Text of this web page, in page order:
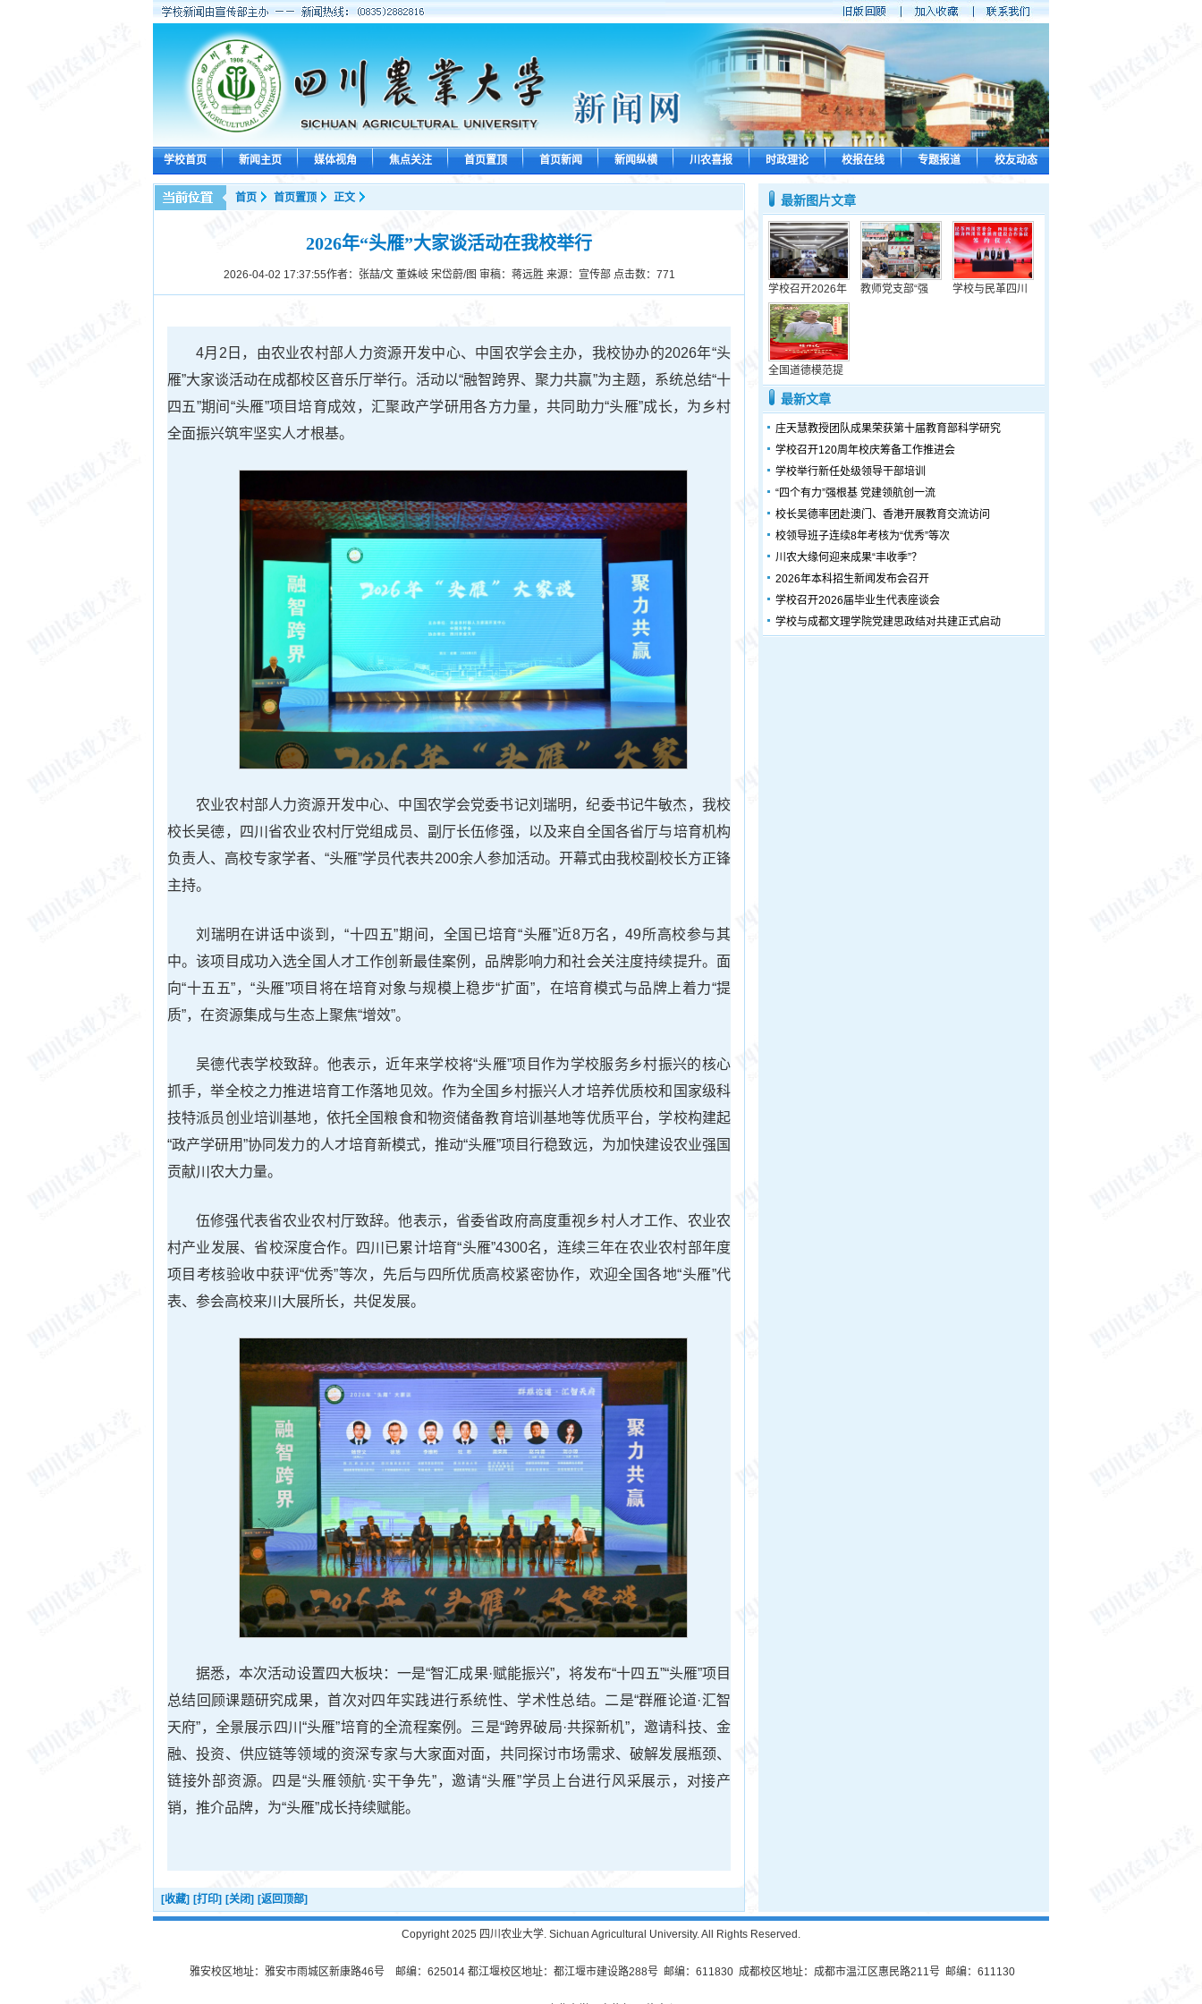
学校首页 新闻主页 媒体视角 焦点关注 首页置顶 首页新闻 新闻纵横 川农喜报 时政理论 校报在线 专题报道 校友动态
首页 首页置顶 正文
2026年“头雁”大家谈活动在我校举行
2026-04-02 17:37:55作者：张喆/文 董姝岐 宋岱蔚/图 审稿：蒋远胜 来源：宣传部 点击数： 771
4月2日，由农业农村部人力资源开发中心、中国农学会主办，我校协办的2026年“头
雁”大家谈活动在成都校区音乐厅举行。活动以“融智跨界、聚力共赢”为主题，系统总结“十
四五”期间“头雁”项目培育成效，汇聚政产学研用各方力量，共同助力“头雁”成长，为乡村
全面振兴筑牢坚实人才根基。
农业农村部人力资源开发中心、中国农学会党委书记刘瑞明，纪委书记牛敏杰，我校
校长吴德，四川省农业农村厅党组成员、副厅长伍修强，以及来自全国各省厅与培育机构
负责人、高校专家学者、“头雁”学员代表共200余人参加活动。开幕式由我校副校长方正锋
主持。
刘瑞明在讲话中谈到，“十四五”期间，全国已培育“头雁”近8万名，49所高校参与其
中。该项目成功入选全国人才工作创新最佳案例，品牌影响力和社会关注度持续提升。面
向“十五五”，“头雁”项目将在培育对象与规模上稳步“扩面”，在培育模式与品牌上着力“提
质”，在资源集成与生态上聚焦“增效”。
吴德代表学校致辞。他表示，近年来学校将“头雁”项目作为学校服务乡村振兴的核心
抓手，举全校之力推进培育工作落地见效。作为全国乡村振兴人才培养优质校和国家级科
技特派员创业培训基地，依托全国粮食和物资储备教育培训基地等优质平台，学校构建起
“政产学研用”协同发力的人才培育新模式，推动“头雁”项目行稳致远，为加快建设农业强国
贡献川农大力量。
伍修强代表省农业农村厅致辞。他表示，省委省政府高度重视乡村人才工作、农业农
村产业发展、省校深度合作。四川已累计培育“头雁”4300名，连续三年在农业农村部年度
项目考核验收中获评“优秀”等次，先后与四所优质高校紧密协作，欢迎全国各地“头雁”代
表、参会高校来川大展所长，共促发展。
据悉，本次活动设置四大板块：一是“智汇成果·赋能振兴”，将发布“十四五”“头雁”项目
总结回顾课题研究成果，首次对四年实践进行系统性、学术性总结。二是“群雁论道·汇智
天府”，全景展示四川“头雁”培育的全流程案例。三是“跨界破局·共探新机”，邀请科技、金
融、投资、供应链等领域的资深专家与大家面对面，共同探讨市场需求、破解发展瓶颈、
链接外部资源。四是“头雁领航·实干争先”，邀请“头雁”学员上台进行风采展示，对接产
销，推介品牌，为“头雁”成长持续赋能。
[收藏] [打印] [关闭] [返回顶部]
最新图片文章
学校召开2026年 教师党支部“强 学校与民革四川
全国道德模范提
最新文章
庄天慧教授团队成果荣获第十届教育部科学研究
学校召开120周年校庆筹备工作推进会
学校举行新任处级领导干部培训
“四个有力”强根基 党建领航创一流
校长吴德率团赴澳门、香港开展教育交流访问
校领导班子连续8年考核为“优秀”等次
川农大缘何迎来成果“丰收季”？
2026年本科招生新闻发布会召开
学校召开2026届毕业生代表座谈会
学校与成都文理学院党建思政结对共建正式启动
Copyright 2025 四川农业大学. Sichuan Agricultural University. All Rights Reserved.
雅安校区地址：雅安市雨城区新康路46号 邮编：625014 都江堰校区地址：都江堰市建设路288号 邮编：611830 成都校区地址：成都市温江区惠民路211号 邮编：611130